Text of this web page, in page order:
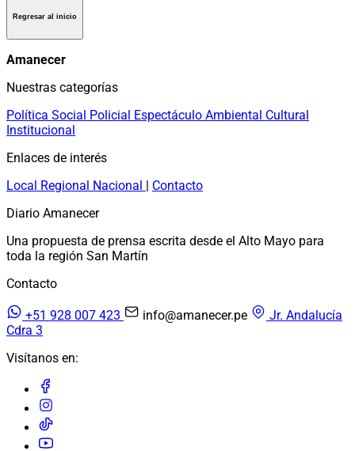
Regresar al inicio
Amanecer
Nuestras categorías
Política Social Policial Espectáculo Ambiental Cultural
Institucional
Enlaces de interés
Local Regional Nacional | Contacto
Diario Amanecer
Una propuesta de prensa escrita desde el Alto Mayo para
toda la región San Martín
Contacto
+51 928 007 423 info@amanecer.pe
Jr. Andalucía
Cdra 3
Visítanos en: